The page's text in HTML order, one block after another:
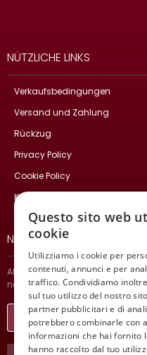
NÜTZLICHE LINKS
Verkaufsbedingungen
Versand und Zahlung
Rückzug
Privacy Policy
Cookie Policy
Kontakte
NEWSLETTER
Abonnieren Sie und bleiben Sie
neuesten Nachrichten.
Questo sito web
cookie
Utilizziamo i cookie per
contenuti, annunci e per
traffico. Condividiamo
sul tuo utilizzo del nostro
partner pubblicitari e di
potrebbero combinarle con
informazioni che hai fornito
hanno raccolto dal tuo